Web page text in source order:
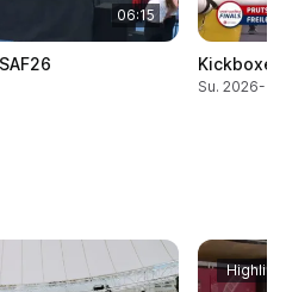
06:15
Su. 2026-